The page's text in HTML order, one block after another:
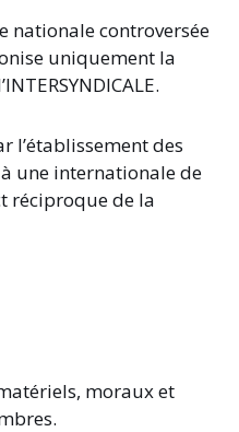
nationale controversée
uniquement la
l’établissement des
une internationale de
réciproque de la
moraux et